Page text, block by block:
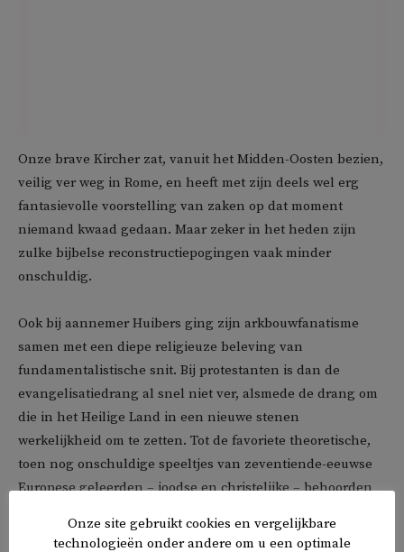
Onze brave Kircher zat, vanuit het Midden-Oosten bezien,
veilig ver weg in Rome, en heeft met zijn deels wel erg
fantasievolle voorstelling van zaken op dat moment
niemand kwaad gedaan. Maar zeker in het heden zijn
zulke bijbelse reconstructiepogingen vaak minder
onschuldig.
Ook bij aannemer Huibers ging zijn arkbouwfanatisme
samen met een diepe religieuze beleving van
fundamentalistische snit. Bij protestanten is dan de
evangelisatiedrang al snel niet ver, alsmede de drang om
die in het Heilige Land in een nieuwe stenen
werkelijkheid om te zetten. Tot de favoriete theoretische,
toen nog onschuldige speeltjes van zeventiende-eeuwse
Europese geleerden – joodse en christelijke – behoorden
Onze site gebruikt cookies en vergelijkbare
technologieën onder andere om u een optimale